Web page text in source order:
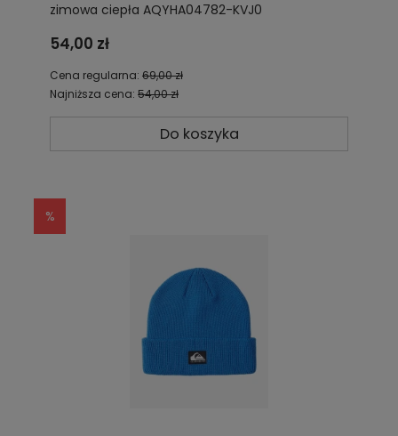
zimowa ciepła AQYHA04782-KVJ0
54,00 zł
Cena regularna: 69,00 zł
Najniższa cena: 54,00 zł
Do koszyka